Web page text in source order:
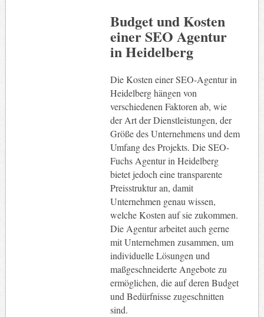
Budget und Kosten
einer SEO Agentur
in Heidelberg
Die Kosten einer SEO-Agentur in
Heidelberg hängen von
verschiedenen Faktoren ab, wie
der Art der Dienstleistungen, der
Größe des Unternehmens und dem
Umfang des Projekts. Die SEO-
Fuchs Agentur in Heidelberg
bietet jedoch eine transparente
Preisstruktur an, damit
Unternehmen genau wissen,
welche Kosten auf sie zukommen.
Die Agentur arbeitet auch gerne
mit Unternehmen zusammen, um
individuelle Lösungen und
maßgeschneiderte Angebote zu
ermöglichen, die auf deren Budget
und Bedürfnisse zugeschnitten
sind.